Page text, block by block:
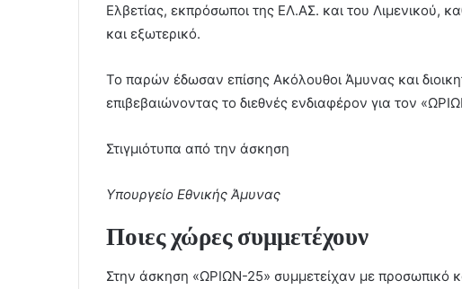
Ελβετίας, εκπρόσωποι της ΕΛ.ΑΣ. και του Λιμενικού,
και εξωτερικό.
Το παρών έδωσαν επίσης Ακόλουθοι Άμυνας και
επιβεβαιώνοντας το διεθνές ενδιαφέρον για τον
Στιγμιότυπα από την άσκηση
Υπουργείο Εθνικής Άμυνας
Ποιες χώρες συμμετέχουν
Στην άσκηση «ΩΡΙΩΝ-25» συμμετείχαν με προσωπικό